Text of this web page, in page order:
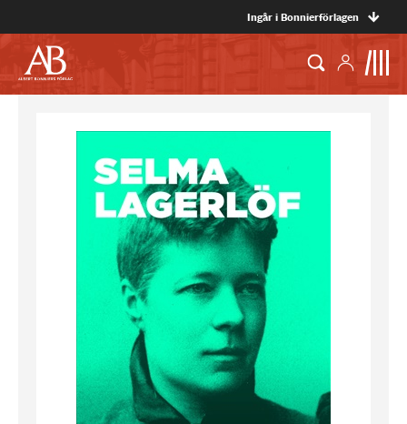
Ingår i Bonnierförlagen